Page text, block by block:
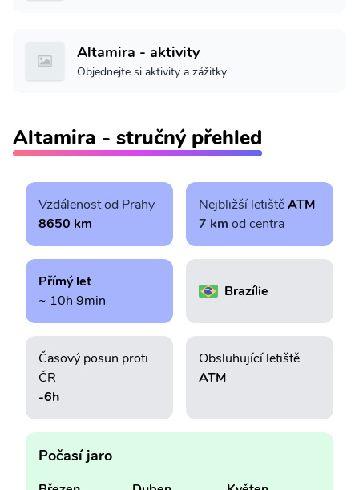
Altamira - aktivity
Objednejte si aktivity a zážitky
Altamira - stručný přehled
Vzdálenost od Prahy
8650 km
Nejbližší letištěATM
7 km od centra
Přímý let
~ 10h 9min
Brazílie
Časový posun proti
ČR
-6h
Obsluhující letiště
ATM
Počasí jaro